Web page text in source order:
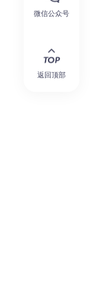
微信公众号
返回顶部